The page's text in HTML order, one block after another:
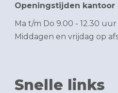
Openingstijden kantoor
Ma t/m Do 9.00 - 12.30 uur
Middagen en vrijdag op
Snelle links